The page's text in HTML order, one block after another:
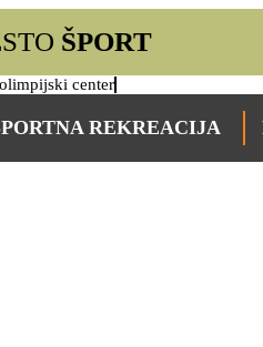
ŠPORT
olimpijski center
REKREACIJA